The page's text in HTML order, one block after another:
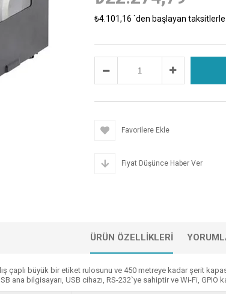
₺4.101,16 `den başlayan taksitlerle
Favorilere Ekle
Fiyat Düşünce Haber Ver
ÜRÜN ÖZELLIKLERI
çaplı büyük bir etiket rulosunu ve 450 metreye kadar şerit
ana bilgisayarı, USB cihazı, RS-232`ye sahiptir ve Wi-Fi, GPIO